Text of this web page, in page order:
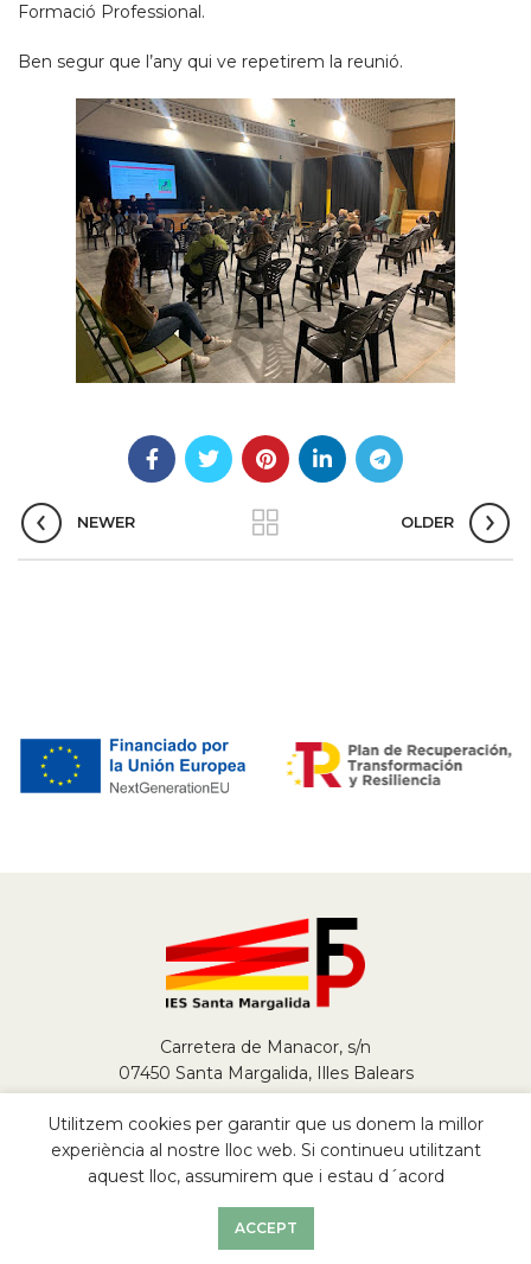
Formació Professional.
Ben segur que l’any qui ve repetirem la reunió.
NEWER OLDER
Carretera de Manacor, s/n
07450 Santa Margalida, Illes Balears
Tel.+34 971 784 290
fp@iessantamargalida.org
Política de Privacitat
Utilitzem cookies per garantir que us donem la millor
experiència al nostre lloc web. Si continueu utilitzant
aquest lloc, assumirem que i estau d´acord
ACCEPT